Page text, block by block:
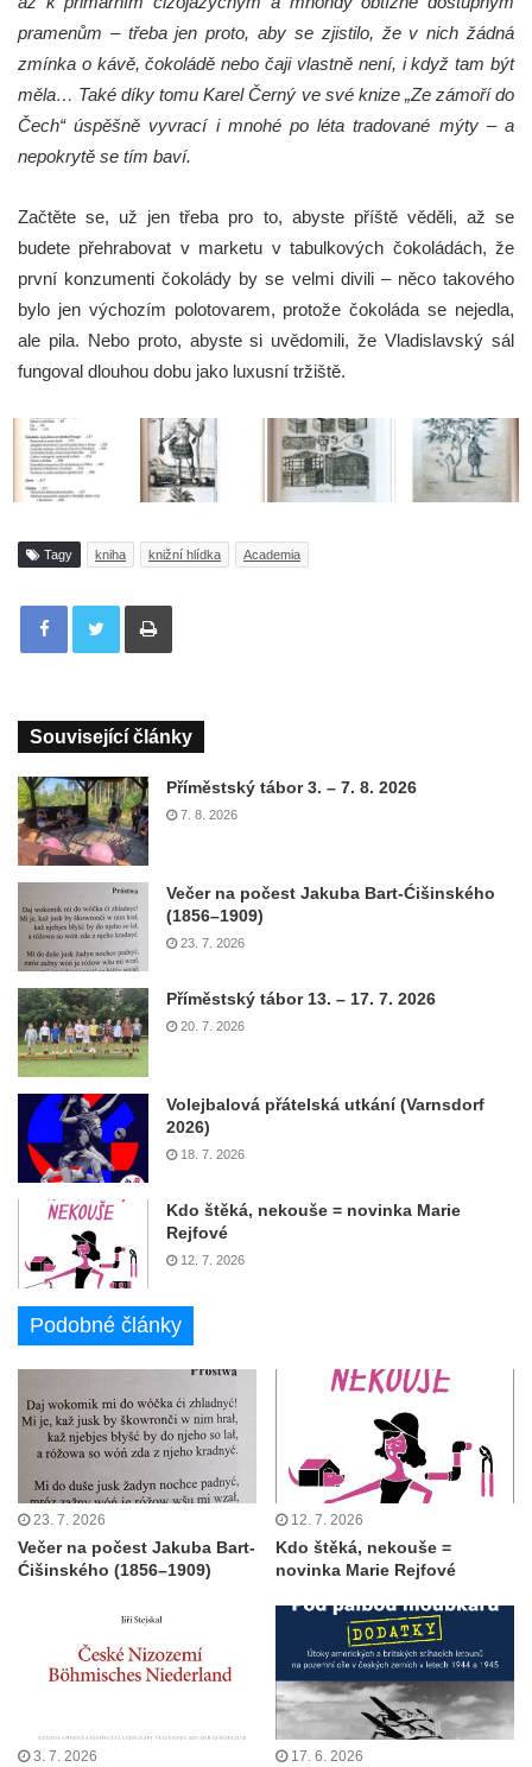
pramenům – třeba jen proto, aby se zjistilo, že v nich žádná
zmínka o kávě, čokoládě nebo čaji vlastně není, i když tam být
měla… Také díky tomu Karel Černý ve své knize „Ze zámoří do
Čech“ úspěšně vyvrací i mnohé po léta tradované mýty – a
nepokrytě se tím baví.
Začtěte se, už jen třeba pro to, abyste příště věděli, až se
budete přehrabovat v marketu v tabulkových čokoládách, že
první konzumenti čokolády by se velmi divili – něco takového
bylo jen výchozím polotovarem, protože čokoláda se nejedla,
ale pila. Nebo proto, abyste si uvědomili, že Vladislavský sál
fungoval dlouhou dobu jako luxusní tržiště.
Tagy kniha knižní hlídka Academia
Tisknout
Související články
Příměstský tábor 3. – 7. 8. 2026
7. 8. 2026
Večer na počest Jakuba Bart-Ćišinského
(1856–1909)
23. 7. 2026
Příměstský tábor 13. – 17. 7. 2026
20. 7. 2026
Volejbalová přátelská utkání (Varnsdorf
2026)
18. 7. 2026
Kdo štěká, nekouše = novinka Marie
Rejfové
12. 7. 2026
Podobné články
23. 7. 2026
Večer na počest Jakuba Bart-
Ćišinského (1856–1909)
12. 7. 2026
Kdo štěká, nekouše =
novinka Marie Rejfové
3. 7. 2026 17. 6. 2026